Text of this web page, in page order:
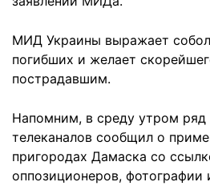
МИД Украины выражает
погибших и желает
пострадавшим.
Напомним, в среду утром ряд
телеканалов сообщил о
пригородах Дамаска со
оппозиционеров, фотографии